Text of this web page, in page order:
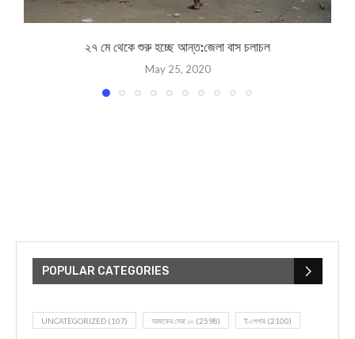
২৭ মে থেকে শুরু হচ্ছে আন্ত:জেলা বাস চলাচল
May 25, 2020
POPULAR CATEGORIES
UNCATEGORIZED (107) আজকের সেরা ১০ (2598) ই-পেপার (2100)